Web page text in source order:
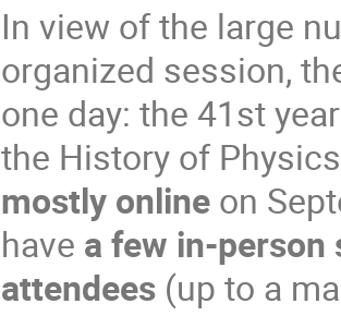
In view of the large
organized session,
one day: the 41st
the History of
mostly online on
have a few in-person
attendees (up to a